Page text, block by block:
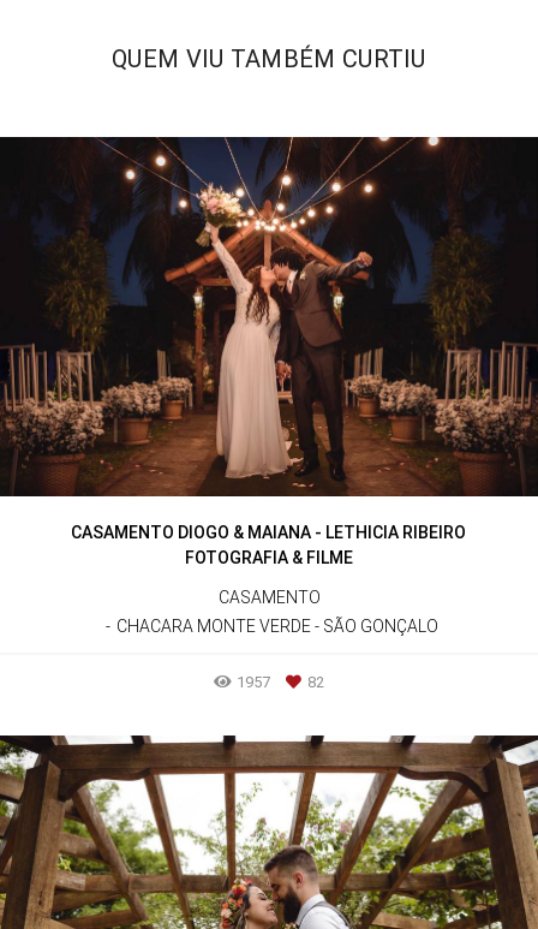
QUEM VIU TAMBÉM CURTIU
CASAMENTO DIOGO & MAIANA - LETHICIA RIBEIRO
FOTOGRAFIA & FILME
CASAMENTO
CHACARA MONTE VERDE - SÃO GONÇALO
1957 82